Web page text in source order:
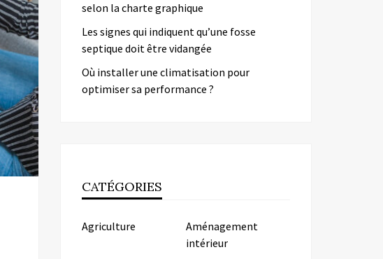
selon la charte graphique
Les signes qui indiquent qu’une fosse
septique doit être vidangée
Où installer une climatisation pour
optimiser sa performance ?
CATÉGORIES
Agriculture
Aménagement
intérieur